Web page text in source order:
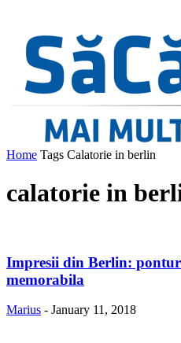
Home Tags Calatorie in berlin
calatorie in
Impresii din Berlin:
memorabila
Marius - January 11, 2018